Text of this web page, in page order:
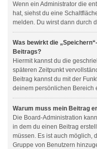
Wenn ein Administrator die
hat, siehst du eine
melden. Du wirst dann durch
Was bewirkt die
Beitrags?
Hiermit kannst du die
späteren Zeitpunkt
Beitrag kannst du mit der
deinem persönlichen Bereich
Warum muss mein Beitrag
Die Board-Administration
in dem du einen Beitrag
müssen. Es ist auch möglich,
Gruppe von Benutzern